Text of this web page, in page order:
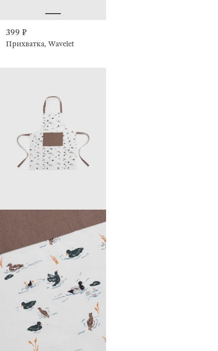
399 ₽
Прихватка, Wavelet